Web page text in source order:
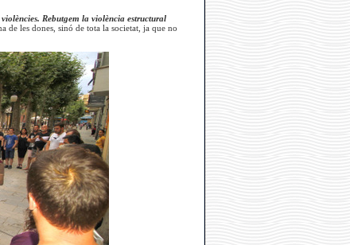
Rebutgem la violència estructural
de les dones, sinó de tota la societat, ja que no